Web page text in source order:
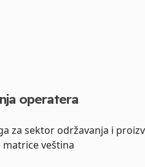
operatera
za sektor održavanja i
matrice veština